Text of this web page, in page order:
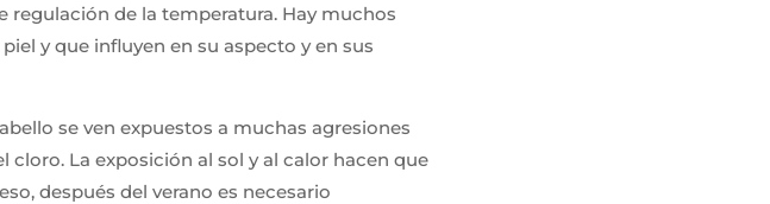
regulación de la temperatura. Hay muchos
y que influyen en su aspecto y en sus
se ven expuestos a muchas agresiones
cloro. La exposición al sol y al calor hacen que
después del verano es necesario